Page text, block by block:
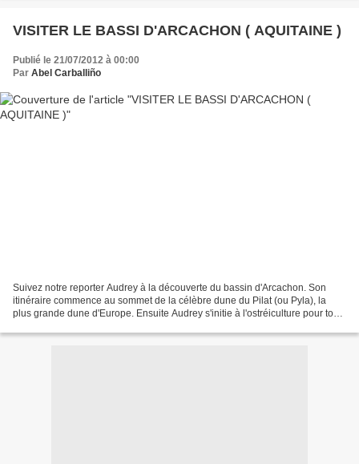
VISITER LE BASSI D'ARCACHON ( AQUITAINE )
Publié le 21/07/2012 à 00:00
Par Abel Carballiño
Suivez notre reporter Audrey à la découverte du bassin d'Arcachon. Son
itinéraire commence au sommet de la célèbre dune du Pilat (ou Pyla), la
plus grande dune d'Europe. Ensuite Audrey s'initie à l'ostréiculture pour tout